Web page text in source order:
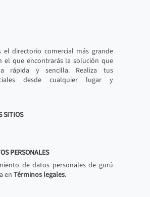
el directorio comercial más grande
el que encontrarás la solución que
rápida y sencilla. Realiza tus
desde cualquier lugar y
SITIOS
PERSONALES
de datos personales de gurú
en Términos legales.